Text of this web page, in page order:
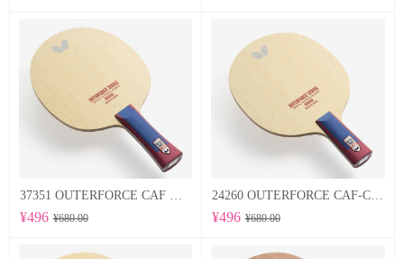
¥496 ¥680.00
24260 OUTERFORCE CAF-CS 蝴蝶Butterfly 专业底板
¥496 ¥680.00